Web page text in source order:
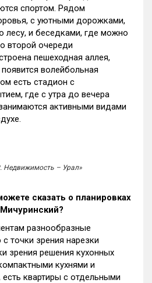
спортом. Рядом
с уютными дорожками,
лесу, и беседками, где можно
второй очереди
пешеходная аллея,
волейбольная
есть стадион с
где с утра до вечера
активными видами
Недвижимость – Урал»
сказать о планировках
разнообразные
точки зрения нарезки
зрения решения кухонных
кухнями и
квартиры с отдельными